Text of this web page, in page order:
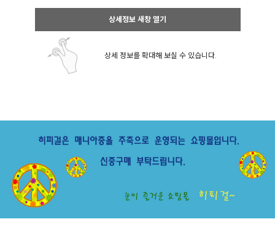
상세정보 새창 열기
상세 정보를 확대해 보실 수 있습니다.